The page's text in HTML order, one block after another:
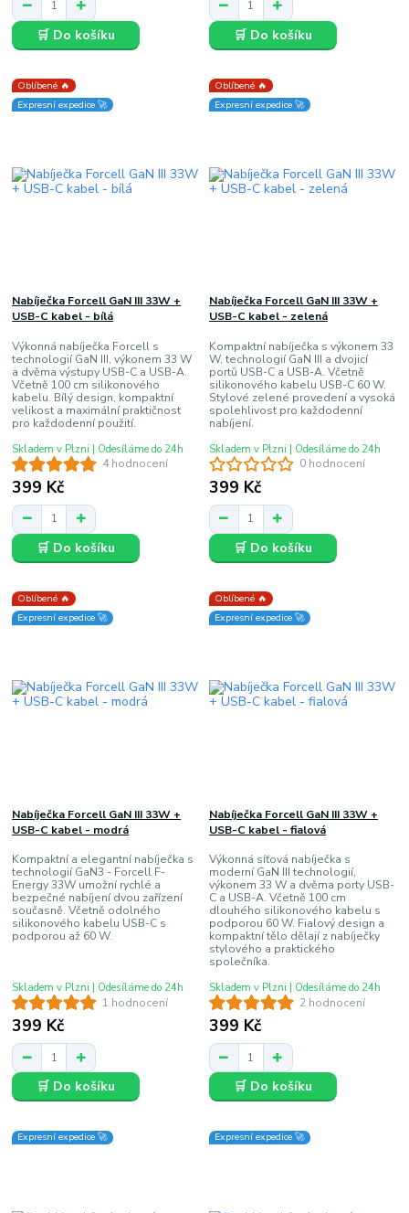
🛒 Do košíku 🛒 Do košíku
Oblíbené 🔥
Expresní expedice 🚀
4 hodnocení
Nabíječka Forcell GaN III 33W +
USB-C kabel - bílá
Výkonná nabíječka Forcell s
technologií GaN III, výkonem 33 W
a dvěma výstupy USB-C a USB-A.
Včetně 100 cm silikonového
kabelu. Bílý design, kompaktní
velikost a maximální praktičnost
pro každodenní použití.
399 Kč
Skladem v Plzni | Odesíláme do 24h
🛒 Do košíku
Oblíbené 🔥
Expresní expedice 🚀
0 hodnocení
Nabíječka Forcell GaN III 33W +
USB-C kabel - zelená
Kompaktní nabíječka s výkonem 33
W, technologií GaN III a dvojicí
portů USB-C a USB-A. Včetně
silikonového kabelu USB-C 60 W.
Stylové zelené provedení a vysoká
spolehlivost pro každodenní
nabíjení.
399 Kč
Skladem v Plzni | Odesíláme do 24h
🛒 Do košíku
Oblíbené 🔥
Expresní expedice 🚀
1 hodnocení
Nabíječka Forcell GaN III 33W +
USB-C kabel - modrá
Kompaktní a elegantní nabíječka s
technologií GaN3 - Forcell F-
Energy 33W umožní rychlé a
bezpečné nabíjení dvou zařízení
současně. Včetně odolného
silikonového kabelu USB-C s
podporou až 60 W.
399 Kč
Skladem v Plzni | Odesíláme do 24h
🛒 Do košíku
Oblíbené 🔥
Expresní expedice 🚀
2 hodnocení
Nabíječka Forcell GaN III 33W +
USB-C kabel - fialová
Výkonná síťová nabíječka s
moderní GaN III technologií,
výkonem 33 W a dvěma porty USB-
C a USB-A. Včetně 100 cm
dlouhého silikonového kabelu s
podporou 60 W. Fialový design a
kompaktní tělo dělají z nabíječky
stylového a praktického
společníka.
399 Kč
Skladem v Plzni | Odesíláme do 24h
🛒 Do košíku
Expresní expedice 🚀 Expresní expedice 🚀